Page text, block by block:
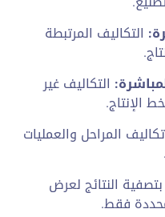
التكاليف المرتبطة
التكاليف غير
الإنتاج.
تكاليف المراحل والعمليات
النتائج لعرض
فقط.